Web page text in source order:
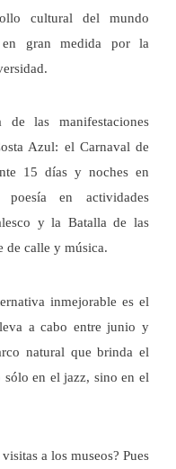
cultural del mundo
en gran medida por la
las manifestaciones
Azul: el Carnaval de
15 días y noches en
en actividades
y la Batalla de las
de calle y música.
inmejorable es el
a cabo entre junio y
natural que brinda el
sólo en el jazz, sino en el
a los museos? Pues